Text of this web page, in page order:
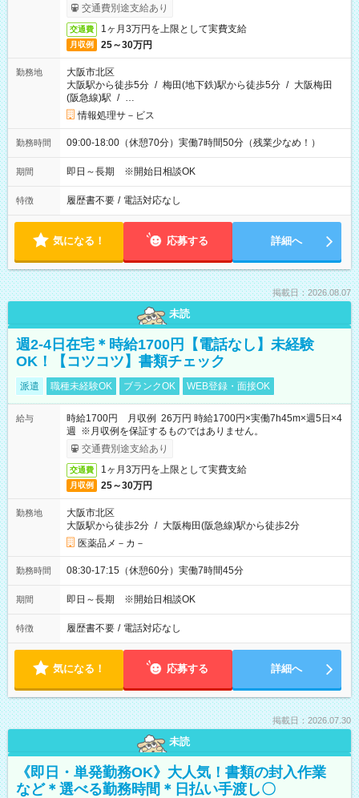
交通費別途支給あり
交通費 1ヶ月3万円を上限として実費支給
月収例 25～30万円
勤務地
大阪市北区
大阪駅から徒歩5分 / 梅田(地下鉄)駅から徒歩5分 / 大阪梅田
(阪急線)駅 / …
情報処理サ－ビス
勤務時間 09:00-18:00（休憩70分）実働7時間50分（残業少なめ！）
期間 即日～長期 ※開始日相談OK
特徴 履歴書不要 / 電話対応なし
気になる！ 応募する 詳細へ
掲載日：2026.08.07
未読
週2-4日在宅＊時給1700円【電話なし】未経験
OK！【コツコツ】書類チェック
派遣 職種未経験OK ブランクOK WEB登録・面接OK
給与
時給1700円 月収例 26万円 時給1700円×実働7h45m×週5日×4
週 ※月収例を保証するものではありません。
交通費別途支給あり
交通費 1ヶ月3万円を上限として実費支給
月収例 25～30万円
勤務地
大阪市北区
大阪駅から徒歩2分 / 大阪梅田(阪急線)駅から徒歩2分
医薬品メ－カ－
勤務時間 08:30-17:15（休憩60分）実働7時間45分
期間 即日～長期 ※開始日相談OK
特徴 履歴書不要 / 電話対応なし
気になる！ 応募する 詳細へ
掲載日：2026.07.30
未読
《即日・単発勤務OK》大人気！書類の封入作業
など＊選べる勤務時間＊日払い手渡し〇